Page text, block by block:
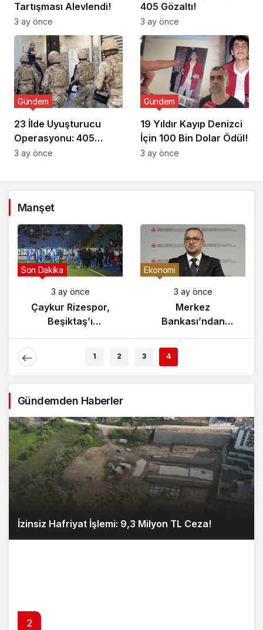
Tartışması Alevlendi!
3 ay önce
405 Gözaltı!
3 ay önce
23 İlde Uyuşturucu
Operasyonu: 405
Gözaltı!
Gündem
3 ay önce
19 Yıldır Kayıp Denizci
İçin 100 Bin Dolar Ödül!
Gündem
3 ay önce
Manşet
Gündem
3 ay önce
Yunanistan’da
Zeybek Tartışması
Alevlendi!
Son Dakika
3 ay önce
Çaykur Rizespor,
Beşiktaş’ı
Ağırlıyor!
1 2 3 4
Gündemden Haberler
İzinsiz Hafriyat İşlemi: 9,3 Milyon TL Ceza!
2